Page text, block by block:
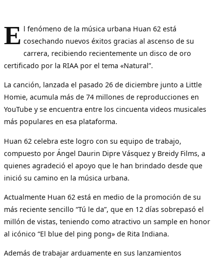
E l fenómeno de la música urbana Huan 62 está
cosechando nuevos éxitos gracias al ascenso de su
carrera, recibiendo recientemente un disco de oro
certificado por la RIAA por el tema «Natural”.
La canción, lanzada el pasado 26 de diciembre junto a Little
Homie, acumula más de 74 millones de reproducciones en
YouTube y se encuentra entre los cincuenta videos musicales
más populares en esa plataforma.
Huan 62 celebra este logro con su equipo de trabajo,
compuesto por Ángel Daurin Dipre Vásquez y Breidy Films, a
quienes agradeció el apoyo que le han brindado desde que
inició su camino en la música urbana.
Actualmente Huan 62 está en medio de la promoción de su
más reciente sencillo “Tú le da”, que en 12 días sobrepasó el
millón de vistas, teniendo como atractivo un sample en honor
al icónico “El blue del ping pong» de Rita Indiana.
Además de trabajar arduamente en sus lanzamientos